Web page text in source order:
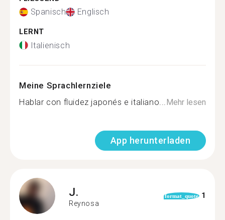
Spanisch Englisch
LERNT
Italienisch
Meine Sprachlernziele
Hablar con fluidez japonés e italiano... Mehr lesen
App herunterladen
J.
Reynosa
format_quote 1